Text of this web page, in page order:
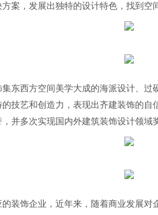
方案，发展出独特的设计特色，找到空
东西方空间美学大成的海派设计、
技艺和创造力，表现出齐建装饰的
并多次实现国内外建筑装饰设计领域
装饰企业，近年来，随着商业发展